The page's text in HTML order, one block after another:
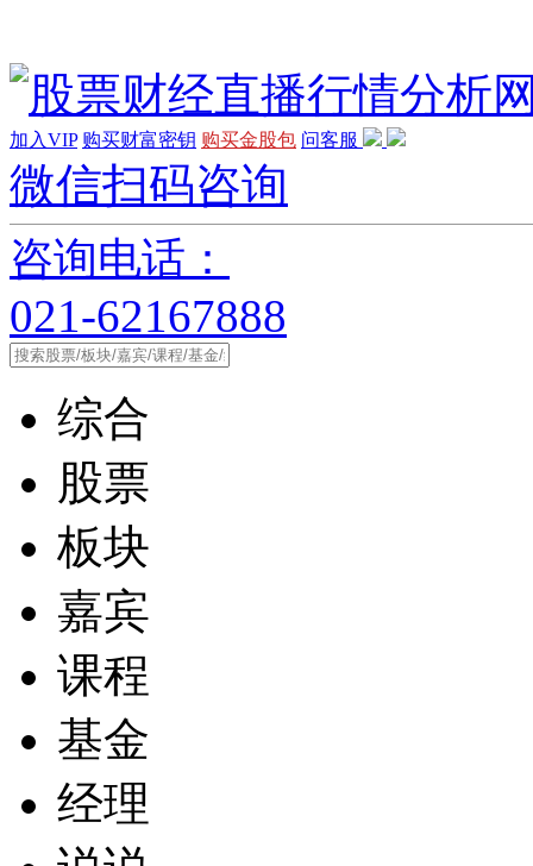
加入VIP 购买财富密钥 购买金股包 问客服
微信扫码咨询
咨询电话：
021-62167888
综合
股票
板块
嘉宾
课程
基金
经理